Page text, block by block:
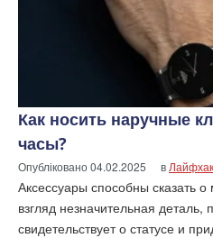
Как носить наручные
часы?
Опубліковано04.02.2025 в
Аксессуары способны сказать
взгляд незначительная деталь,
свидетельствует о статусе и